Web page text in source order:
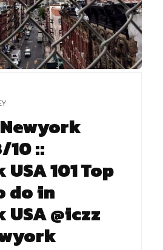
10 ::
101 Top
do in
@iczz